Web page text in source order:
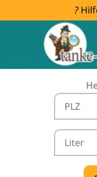
Heizölpreise
vergleichen &